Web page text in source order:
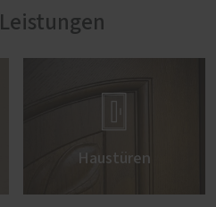

Haustüren